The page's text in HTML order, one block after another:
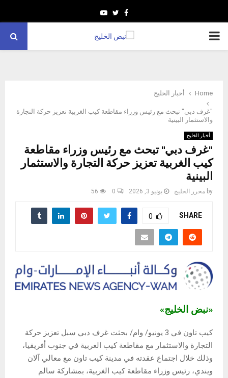
Facebook
Twitter
Youtube
PRIMARY
Home أخبار الخليج
"غرف دبي" تبحث مع رئيس وزراء مقاطعة كيب الغربية تعزيز حركة التجارة
والاستثمار البينية
أخبار الخليج
"غرف دبي" تبحث مع رئيس وزراء مقاطعة
كيب الغربية تعزيز حركة التجارة والاستثمار
البينية
by محرر الخليج يونيو 3, 2026 0
56
SHARE
0
«نبض الخليج»
كيب تاون في 3 يونيو/ وام/ بحثت غرف دبي سبل تعزيز حركة
التجارة والاستثمار مع مقاطعة كيب الغربية في جنوب أفريقيا،
وذلك خلال اجتماع عقدته في مدينة كيب تاون مع معالي آلان
ويندي، رئيس وزراء مقاطعة كيب الغربية، بمشاركة سالم